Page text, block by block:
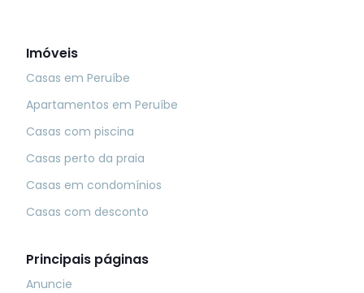
Imóveis
Casas em Peruíbe
Apartamentos em Peruíbe
Casas com piscina
Casas perto da praia
Casas em condomínios
Casas com desconto
Principais páginas
Anuncie